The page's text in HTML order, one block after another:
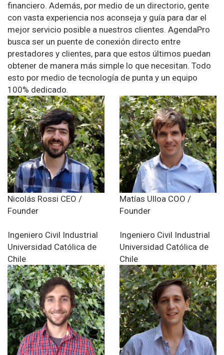
financiero. Además, por medio de un directorio, gente
con vasta experiencia nos aconseja y guía para dar el
mejor servicio posible a nuestros clientes. AgendaPro
busca ser un puente de conexión directo entre
prestadores y clientes, para que estos últimos puedan
obtener de manera más simple lo que necesitan. Todo
esto por medio de tecnología de punta y un equipo
100% dedicado.
Nicolás Rossi CEO /
Founder
Ingeniero Civil Industrial
Universidad Católica de
Chile
Matías Ulloa COO /
Founder
Ingeniero Civil Industrial
Universidad Católica de
Chile